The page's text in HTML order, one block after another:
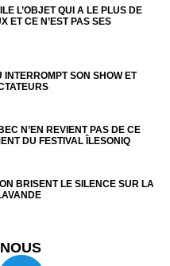
L’OBJET QUI A LE PLUS DE
ET CE N’EST PAS SES
SON SHOW ET
N’EN REVIENT PAS DE CE
DU FESTIVAL ÎLESONIQ
BRISENT LE SILENCE SUR LA